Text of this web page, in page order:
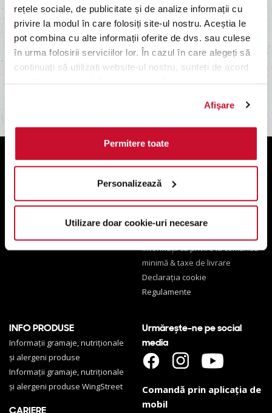
rețele sociale, de publicitate și de analize informații cu
privire la modul în care folosiți site-ul nostru. Aceștia le
pot combina cu alte informații oferite de dvs. sau culese
în urma folosirii serviciilor lor. În cazul în care alegeți să
continuați să utilizați website-ul nostru, sunteți de acord
Afişare
Permitere toate
Personalizează
Utilizare doar cookie-uri necesare
CONTACT
Abonează-te la newsletter
Telefon contact
*1010
POLITICI
Politică de accesibilitate
Politică de confidențialitate
Politică privind prelucrarea
Informații cu privire la comanda
minimă & taxe de livrare
Declarația cookie
Regulamente
INFO PRODUSE
Informații gramaje, nutriționale
și alergeni produse
Informații gramaje, nutriționale
și alergeni produse WingStreet
CARIERE
Urmărește-ne pe social
media
Comandă prin aplicația de
mobil